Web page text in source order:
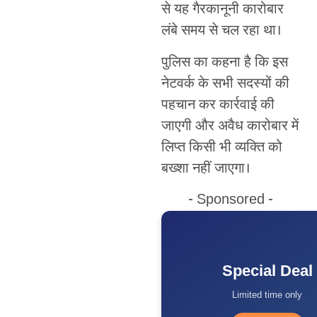
से यह गैरकानूनी कारोबार
लंबे समय से चल रहा था।
पुलिस का कहना है कि इस
नेटवर्क के सभी सदस्यों की
पहचान कर कार्रवाई की
जाएगी और अवैध कारोबार में
लिप्त किसी भी व्यक्ति को
बख्शा नहीं जाएगा।
- Sponsored -
Special Deal
Limited time only